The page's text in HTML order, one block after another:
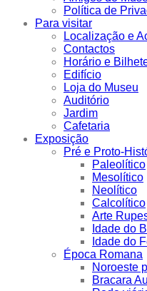
Política de
Para visitar
Localização e
Contactos
Horário e
Edifício
Loja do Museu
Auditório
Jardim
Cafetaria
Exposição
Pré e Proto-
Paleolítico
Mesolítico
Neolítico
Calcolítico
Arte
Idade do
Idade do
Época Romana
Noroeste
Bracara